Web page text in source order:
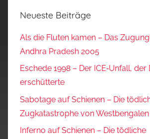
Neueste Beiträge
Als die Fluten kamen – Das
Andhra Pradesh 2005
Eschede 1998 – Der ICE‑Unfall,
erschütterte
Sabotage auf Schienen – Die
Zugkatastrophe von Westbengalen
Inferno auf Schienen – Die tödliche